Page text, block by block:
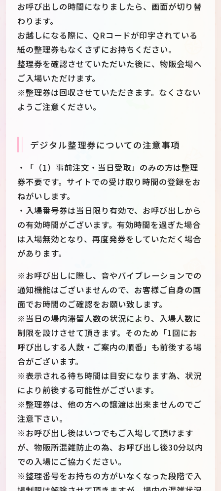
お呼び出しの時間になりましたら、画面が切り替
わります。
お越しになる際に、QRコードが印字されている
紙の整理券もなくさずにお持ちください。
整理券を確認させていただいた後に、物販会場へ
ご入場いただけます。
※整理券は回収させていただきます。なくさない
ようご注意ください。
デジタル整理券についての注意事項
・「（1）事前注文・当日受取」のみの方は整理
券不要です。サイトでの受け取り時間の登録をお
ねがいします。
・入場番号券は当日限り有効で、お呼び出しから
の有効時間がございます。有効時間を過ぎた場合
は入場無効となり、再度発券をしていただく場合
があります。
※お呼び出しに際し、音やバイブレーションでの
通知機能はございませんので、お客様ご自身の画
面でお時間のご確認をお願い致します。
※当日の場内滞留人数の状況により、入場人数に
制限を設けさせて頂きます。そのため「1回にお
呼び出しする人数・ご案内の順番」も前後する場
合がございます。
※表示される待ち時間は目安になります為、状況
により前後する可能性がございます。
※整理券は、他の方への譲渡は出来ませんのでご
注意下さい。
※お呼び出し後はいつでもご入場して頂けます
が、物販所混雑防止の為、お呼び出し後30分以内
での入場にご協力ください。
※整理番号をお持ちの方がいなくなった段階で入